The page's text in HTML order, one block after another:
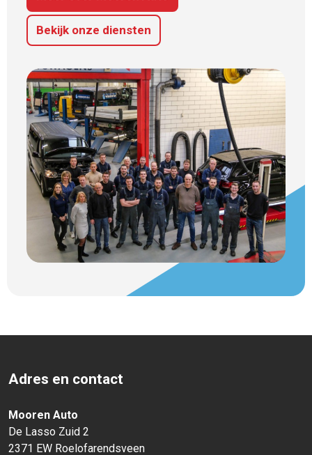
Bekijk onze diensten
Adres en contact
Mooren Auto
De Lasso Zuid 2
2371 EW Roelofarendsveen